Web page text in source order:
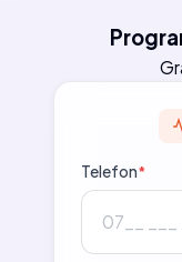
Telefon*